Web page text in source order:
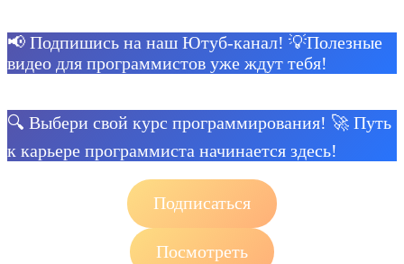
📢 Подпишись на наш Ютуб-канал! 💡Полезные
видео для программистов уже ждут тебя!
🔍 Выбери свой курс программирования! 🚀 Путь
к карьере программиста начинается здесь!
Подписаться
Посмотреть